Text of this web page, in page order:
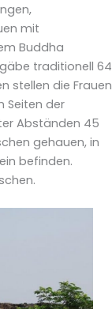
mit
Buddha
traditionell 64
stellen die Frauen
Seiten der
Abständen 45
gehauen, in
befinden.